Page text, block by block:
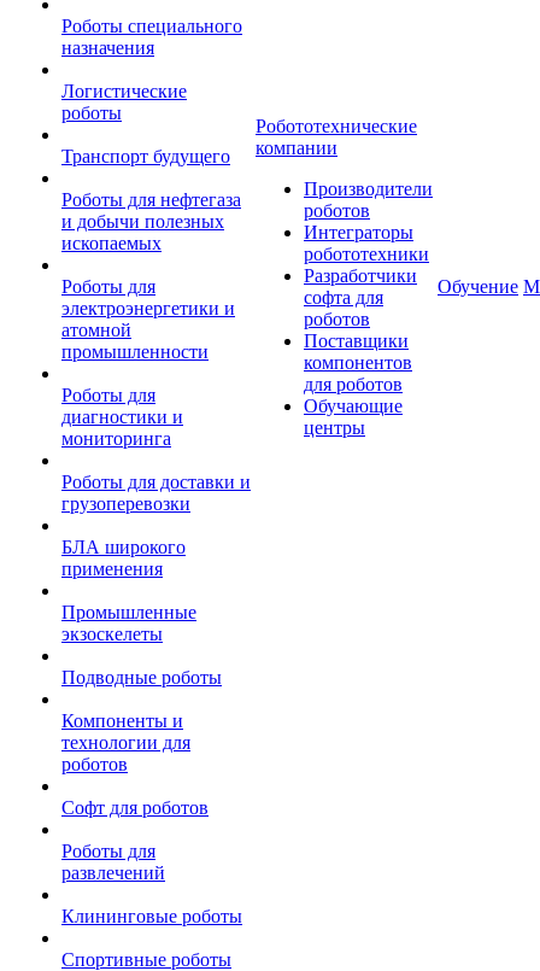
Роботы специального
назначения
Логистические
роботы
Транспорт будущего
Роботы для нефтегаза
и добычи полезных
ископаемых
Роботы для
электроэнергетики и
атомной
промышленности
Роботы для
диагностики и
мониторинга
Роботы для доставки и
грузоперевозки
БЛА широкого
применения
Промышленные
экзоскелеты
Подводные роботы
Компоненты и
технологии для
роботов
Софт для роботов
Роботы для
развлечений
Клининговые роботы
Спортивные роботы
Робототехнические
компании
Производители
роботов
Интеграторы
робототехники
Разработчики
софта для
роботов
Поставщики
компонентов
для роботов
Обучающие
центры
Обучение